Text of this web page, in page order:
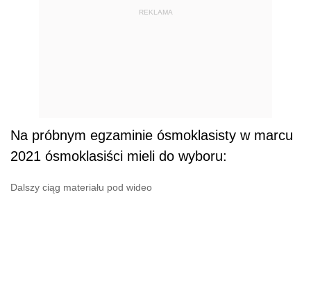
REKLAMA
Na próbnym egzaminie ósmoklasisty w marcu
2021 ósmoklasiści mieli do wyboru:
Dalszy ciąg materiału pod wideo